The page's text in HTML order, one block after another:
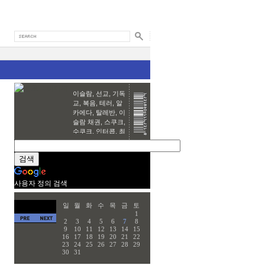
이슬람, 선교, 기독
교, 복음, 테러, 알
카에다, 탈레반, 이
슬람 채권, 스쿠크,
수쿠크, 인터콥, 최
바울, 한국교회,
Ubnut, Linux,
사용자 정의 검색
일 월 화 수 목 금
토
1
2
3 4 5 6 7
8
9
10 11 12 13 14
15
16
17 18 19 20 21
22
23
24 25 26 27 28
29
30
31